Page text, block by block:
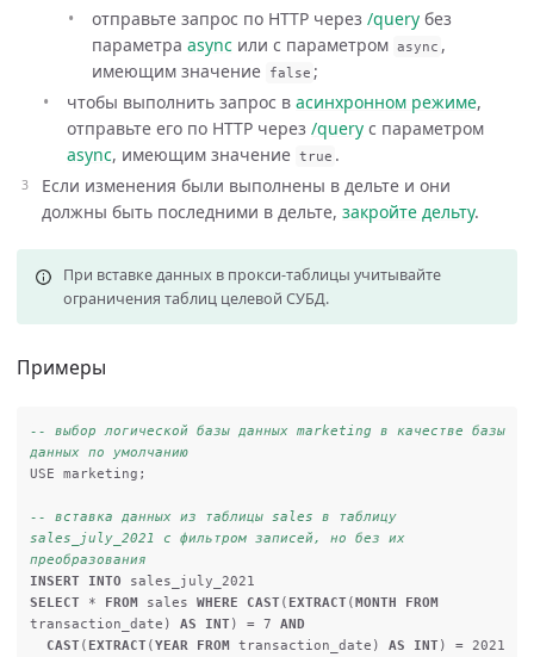
отправьте запрос по HTTP через /query без
параметра async или с параметром async ,
имеющим значение
false ;
чтобы выполнить запрос в асинхронном режиме,
отправьте его по HTTP через /query с параметром
async, имеющим значение true .
Если изменения были выполнены в дельте и они
должны быть последними в дельте, закройте дельту.
При вставке данных в прокси-таблицы учитывайте
ограничения таблиц целевой СУБД.
Примеры
-- выбор логической базы данных marketing в качестве базы
данных по умолчанию
USE
marketing ;
-- вставка данных из таблицы sales в таблицу
sales_july_2021 с фильтром записей, но без их
преобразования
INSERT
INTO
sales_july_2021
SELECT
* FROM sales WHERE CAST ( EXTRACT (MONTH
FROM
transaction_date ) AS INT ) = 7
AND
CAST ( EXTRACT (YEAR FROM transaction_date ) AS INT ) =
2021